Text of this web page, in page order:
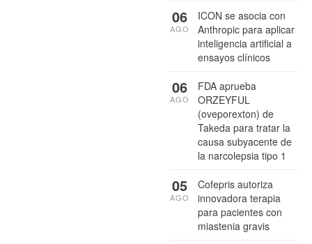
ICON se asocia con
Anthropic para aplicar
inteligencia artificial a
ensayos clínicos
06
AGO
FDA aprueba
ORZEYFUL
(oveporexton) de
Takeda para tratar la
causa subyacente de
la narcolepsia tipo 1
06
AGO
Cofepris autoriza
innovadora terapia
para pacientes con
miastenia gravis
05
AGO